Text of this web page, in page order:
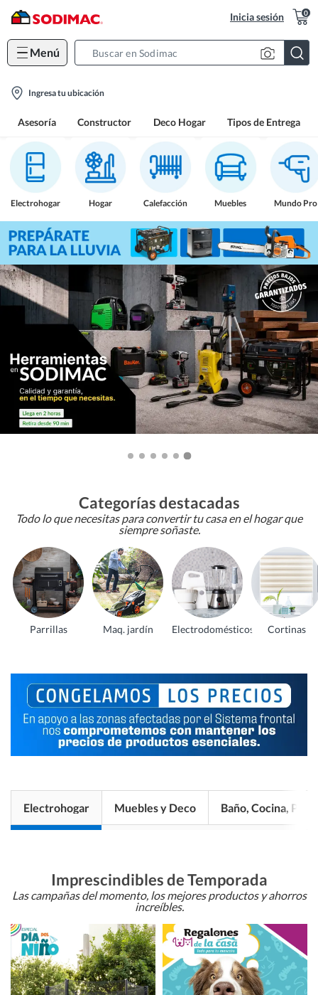
Inicia sesión 0
Menú
location-
Ingresa tu ubicación
Asesoría Constructor Deco Hogar Tipos de Entrega
Electrohogar Hogar Calefacción Muebles Mundo Pro
Categorías destacadas
Todo lo que necesitas para convertir tu casa en el hogar que
siempre soñaste.
Parrillas Maq. jardín Electrodomésticos Cortinas
Electrohogar Muebles y Deco Baño, Cocina, Pisos
Imprescindibles de Temporada
Las campañas del momento, los mejores productos y ahorros
increíbles.